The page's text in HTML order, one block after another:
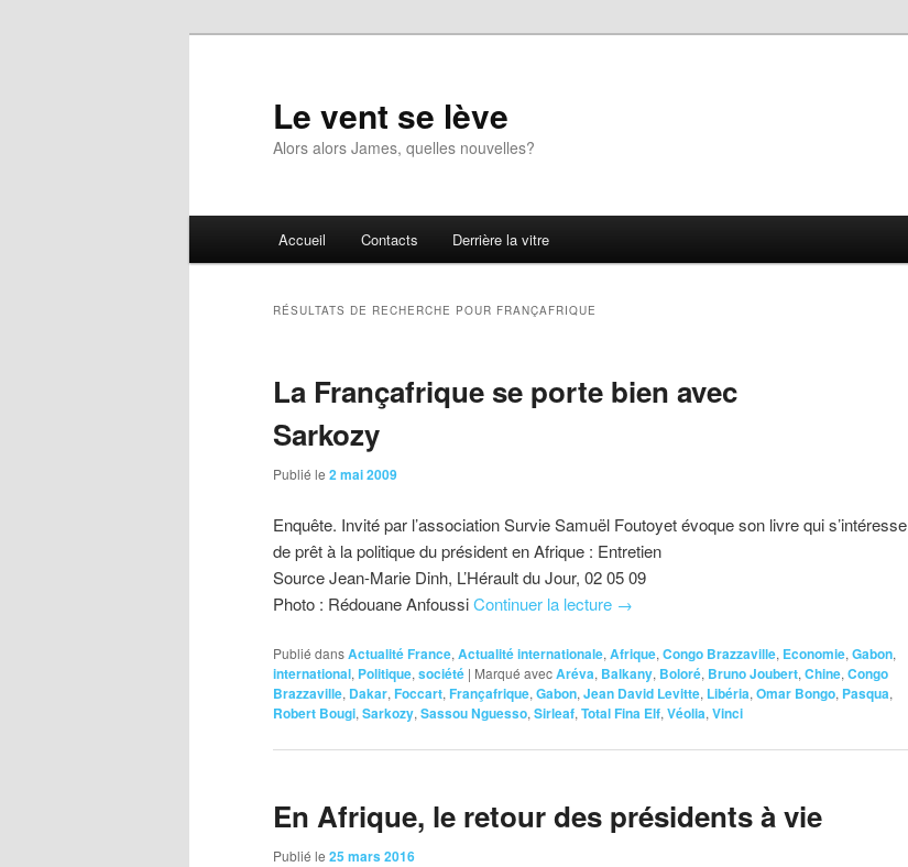
Le vent se lève
Alors alors James, quelles nouvelles?
Accueil Contacts Derrière la vitre
RÉSULTATS DE RECHERCHE POUR FRANÇAFRIQUE
La Françafrique se porte bien avec
Sarkozy
Publié le 2 mai 2009
Enquête. Invité par l’association Survie Samuël Foutoyet évoque son livre qui s’intéresse
de prêt à la politique du président en Afrique : Entretien
Source Jean-Marie Dinh, L’Hérault du Jour, 02 05 09
Photo : Rédouane AnfoussiContinuer la lecture →
Publié dansActualité France, Actualité internationale, Afrique, Congo Brazzaville, Economie, Gabon,
international, Politique, société | Marqué avecAréva, Balkany, Boloré, Bruno Joubert, Chine, Congo
Brazzaville, Dakar, Foccart, Françafrique, Gabon, Jean David Levitte, Libéria, Omar Bongo, Pasqua,
Robert Bougi, Sarkozy, Sassou Nguesso, Sirleaf, Total Fina Elf, Véolia, Vinci
En Afrique, le retour des présidents à vie
Publié le 25 mars 2016